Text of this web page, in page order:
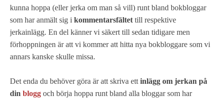
kunna hoppa (eller jerka om man så vill) runt bland bokbloggar
som har anmält sig i kommentarsfältet till respektive
jerkainlägg. En del känner vi säkert till sedan tidigare men
förhoppningen är att vi kommer att hitta nya bokbloggare som vi
annars kanske skulle missa.
Det enda du behöver göra är att skriva ett inlägg om jerkan på
din blogg och börja hoppa runt bland alla bloggar som har